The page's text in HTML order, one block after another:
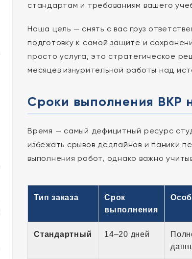
стандартам и требованиям вашего
Наша цель — снять с вас груз
подготовку к самой защите и
просто услуга, это стратегическое
месяцев изнурительной работы над
Сроки выполнения ВКР
Время — самый дефицитный ресурс
избежать срывов дедлайнов и паники
выполнения работ, однако важно
Тип заказа
Срок
выполнения
Стандартный 14–20 дней